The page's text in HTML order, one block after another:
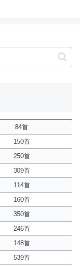
84首
150首
250首
309首
114首
160首
350首
246首
148首
539首